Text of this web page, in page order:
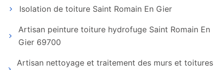
Isolation de toiture Saint Romain En Gier
Artisan peinture toiture hydrofuge Saint Romain En
Gier 69700
Artisan nettoyage et traitement des murs et toitures